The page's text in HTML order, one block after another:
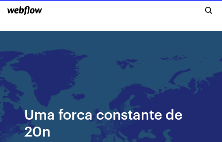
Uma forca constante de
20n